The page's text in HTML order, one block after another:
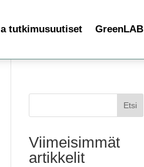
tutkimusuutiset GreenLAB
Etsi
Viimeisimmät
artikkelit